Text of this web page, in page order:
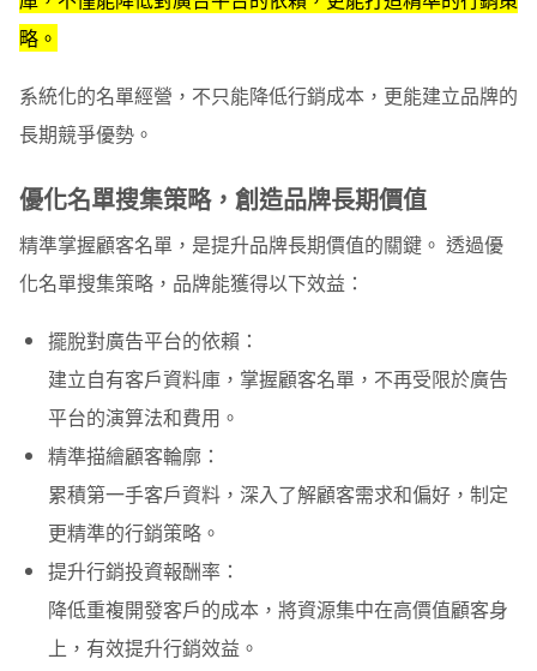
略。
系統化的名單經營，不只能降低行銷成本，更能建立品牌的
長期競爭優勢。
優化名單搜集策略，創造品牌長期價值
精準掌握顧客名單，是提升品牌長期價值的關鍵。 透過優
化名單搜集策略，品牌能獲得以下效益：
擺脫對廣告平台的依賴 ：
建立自有客戶資料庫，掌握顧客名單，不再受限於廣告
平台的演算法和費用。
精準描繪顧客輪廓 ：
累積第一手客戶資料，深入了解顧客需求和偏好，制定
更精準的行銷策略。
提升行銷投資報酬率 ：
降低重複開發客戶的成本，將資源集中在高價值顧客身
上，有效提升行銷效益。